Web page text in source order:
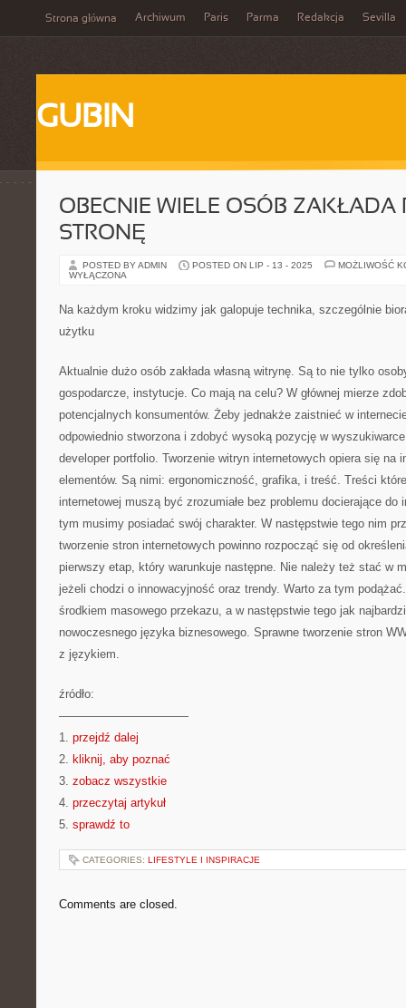
Strona główna Archiwum Paris Parma Redakcja Sevilla
GUBIN
OBECNIE WIELE OSÓB ZAKŁADA
STRONĘ
POSTED BY ADMIN POSTED ON LIP - 13 - 2025
MOŻLIWOŚĆ
WYŁĄCZONA
Na każdym kroku widzimy jak galopuje technika, szczególnie
użytku
Aktualnie dużo osób zakłada własną witrynę. Są to nie tylko
gospodarcze, instytucje. Co mają na celu? W głównej mierze
potencjalnych konsumentów. Żeby jednakże zaistnieć w
odpowiednio stworzona i zdobyć wysoką pozycję w
developer portfolio. Tworzenie witryn internetowych opiera się na
elementów. Są nimi: ergonomiczność, grafika, i treść. Treści
internetowej muszą być zrozumiałe bez problemu docierające do
tym musimy posiadać swój charakter. W następstwie tego nim
tworzenie stron internetowych powinno rozpocząć się od
pierwszy etap, który warunkuje następne. Nie należy też stać w
jeżeli chodzi o innowacyjność oraz trendy. Warto za tym
środkiem masowego przekazu, a w następstwie tego jak
nowoczesnego języka biznesowego. Sprawne tworzenie stron
z językiem.
źródło:
———————————
1. przejdź dalej
2. kliknij, aby poznać
3. zobacz wszystkie
4. przeczytaj artykuł
5. sprawdź to
CATEGORIES: LIFESTYLE I INSPIRACJE
Comments are closed.